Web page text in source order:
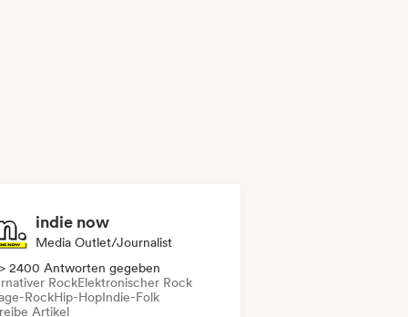
indie now
Media Outlet/Journalist
2400 Antworten gegeben
RockElektronischer Rock
RockHip-HopIndie-Folk
Artikel